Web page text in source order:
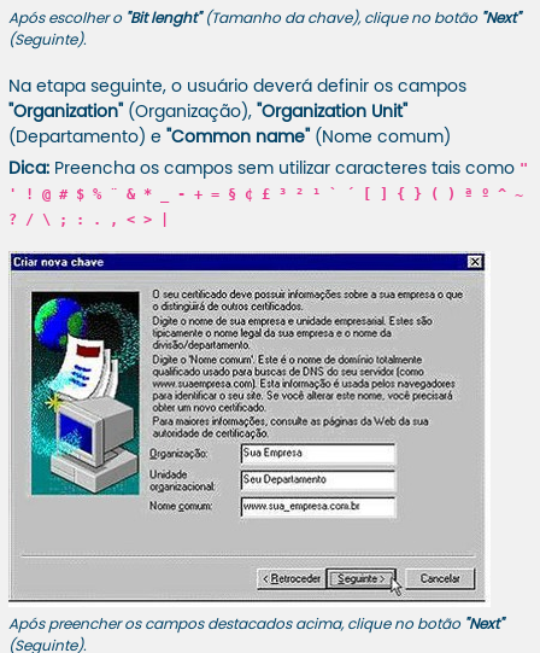
Após escolher o "Bit lenght"(Tamanho da chave), clique no botão "Next"
(Seguinte).
Na etapa seguinte, o usuário deverá definir os campos
"Organization"
(Organização), "Organization Unit"
(Departamento) e
"Common name"
(Nome comum)
Dica:Preencha os campos sem utilizar caracteres tais como "
' ! @ # $ % ¨ & * _ - + = § ¢ £ ³ ² ¹ ` ´ [ ] { } ( ) ª º ^ ~
? / \ ; : . , < > |
Após preencher os campos destacados acima, clique no botão "Next"
(Seguinte).